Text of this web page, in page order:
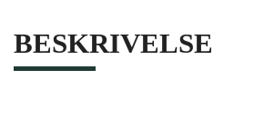
BESKRIVELSE